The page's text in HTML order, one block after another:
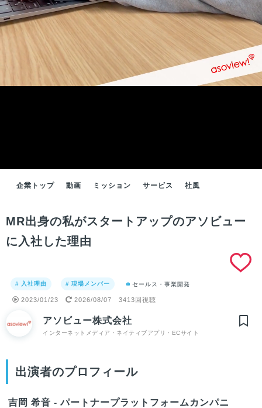
企業トップ 動画 ミッション サービス 社風
MR出身の私がスタートアップのアソビュー
に入社した理由
# 入社理由 # 現場メンバー セールス・事業開発
2023/01/23 2026/08/07 3413回視聴
アソビュー株式会社
インターネットメディア・ネイティブアプリ・ECサイト
出演者のプロフィール
吉岡 希音 - パートナープラットフォームカンパニ